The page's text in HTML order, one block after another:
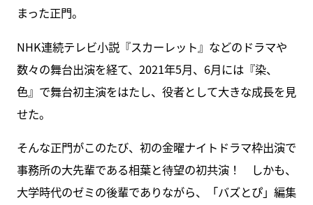
まった正門。
NHK連続テレビ小説『スカーレット』などのドラマや
数々の舞台出演を経て、2021年5月、6月には『染、
色』で舞台初主演をはたし、役者として大きな成長を見
せた。
そんな正門がこのたび、初の金曜ナイトドラマ枠出演で
事務所の大先輩である相葉と待望の初共演！ しかも、
大学時代のゼミの後輩でありながら、「バズとぴ」編集